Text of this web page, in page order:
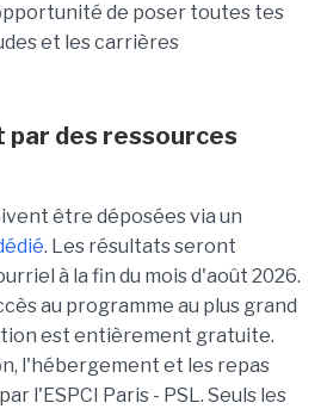
de poser toutes tes
et les carrières
par des ressources
être déposées via un
. Les résultats seront
à la fin du mois d'août 2026.
au programme au plus grand
est entièrement gratuite.
l'hébergement et les repas
l'ESPCI Paris - PSL. Seuls les